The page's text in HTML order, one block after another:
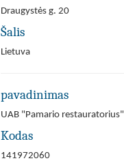
Draugystės g. 20
Šalis
Lietuva
pavadinimas
UAB "Pamario restauratorius"
Kodas
141972060